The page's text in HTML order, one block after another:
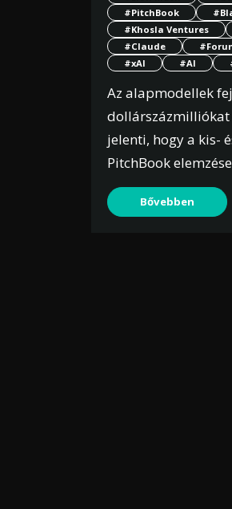
#PitchBook
#Khosla Ventures
#Claude
#xAI
#AI
Az alapmodellek
dollárszázmilliókat
jelenti, hogy a kis-
PitchBook
Bővebben